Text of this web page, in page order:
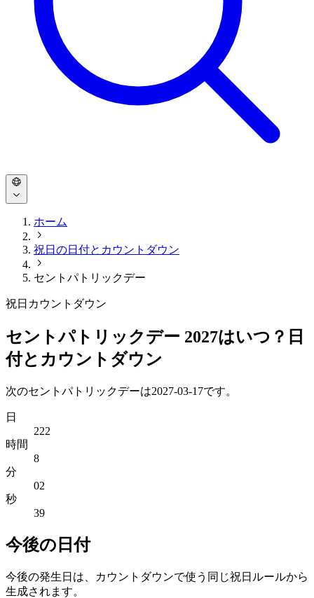
ホーム
祝日の日付とカウントダウン
セントパトリックデー
祝日カウントダウン
セントパトリックデー 2027はいつ？日
付とカウントダウン
次のセントパトリックデーは2027-03-17です。
日
222
時間
8
分
02
秒
39
今後の日付
今後の発生日は、カウントダウンで使う同じ祝日ルールから
生成されます。